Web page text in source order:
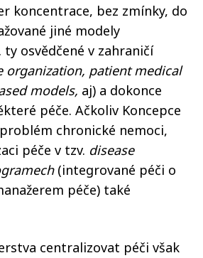
koncentrace, bez zmínky, do
jiné modely
osvědčené v zahraničí
organization, patient medical
models, aj) a dokonce
péče. Ačkoliv Koncepce
chronické nemoci,
péče v tzv. disease
(integrované péči o
péče) také
centralizovat péči však